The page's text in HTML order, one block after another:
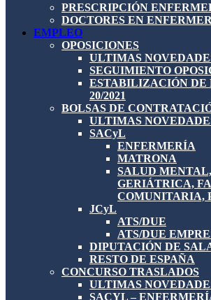
PRESCRIPCIÓN
DOCTORES EN
EMPLEO
OPOSICIONES
ULTIMAS
SEGUIMIENTO
ESTABILIZACIÓN DE
20/2021
BOLSAS DE
ULTIMAS
SACyL
ENFERMERÍA
MATRONA
SALUD
GERIÁTRICA,
COMUNITARIA,
JCyL
ATS/DUE
ATS/DUE
DIPUTACIÓN DE
RESTO DE ESPAÑA
CONCURSO TRASLADOS
ULTIMAS
SACYL –